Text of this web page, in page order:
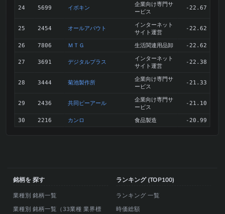
24 5699 イボキン 企業向け専門サ
ービス
-22.67
25 2454 オールアバウト インターネット
サイト運営
-22.62
26 7806 ＭＴＧ 生活関連用品卸 -22.62
27 3691 デジタルプラス インターネット
サイト運営
-22.38
28 3444 菊池製作所 企業向け専門サ
ービス
-21.33
29 2436 共同ピーアール 企業向け専門サ
ービス
-21.10
30 2216 カンロ 食品製造 -20.99
銘柄を 探す
業種別 銘柄一覧
業種別 銘柄一覧（33業種 業界標
ランキング (TOP100)
ランキング 一覧
時価総額